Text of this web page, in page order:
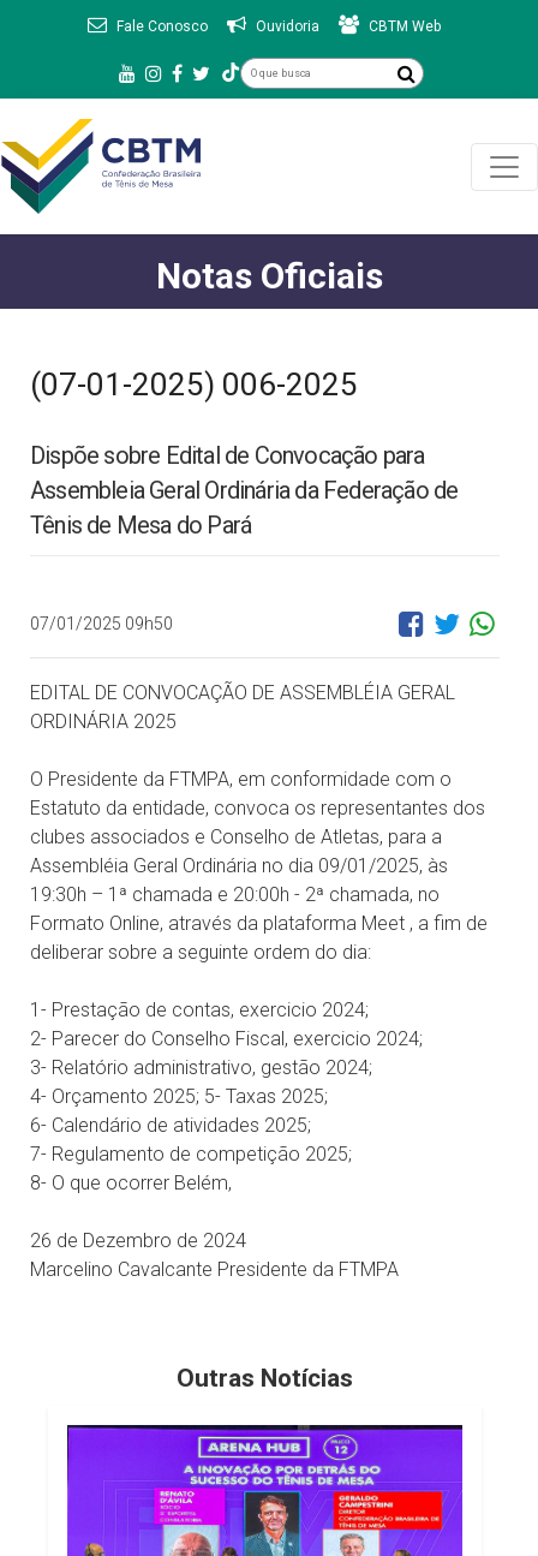
Fale Conosco Ouvidoria CBTM Web
Notas Oficiais
(07-01-2025) 006-2025
Dispõe sobre Edital de Convocação para
Assembleia Geral Ordinária da Federação de
Tênis de Mesa do Pará
07/01/2025 09h50
EDITAL DE CONVOCAÇÃO DE ASSEMBLÉIA GERAL
ORDINÁRIA 2025
O Presidente da FTMPA, em conformidade com o
Estatuto da entidade, convoca os representantes dos
clubes associados e Conselho de Atletas, para a
Assembléia Geral Ordinária no dia 09/01/2025, às
19:30h – 1ª chamada e 20:00h - 2ª chamada, no
Formato Online, através da plataforma Meet , a fim de
deliberar sobre a seguinte ordem do dia:
1- Prestação de contas, exercicio 2024;
2- Parecer do Conselho Fiscal, exercicio 2024;
3- Relatório administrativo, gestão 2024;
4- Orçamento 2025; 5- Taxas 2025;
6- Calendário de atividades 2025;
7- Regulamento de competição 2025;
8- O que ocorrer Belém,
26 de Dezembro de 2024
Marcelino Cavalcante Presidente da FTMPA
Outras Notícias